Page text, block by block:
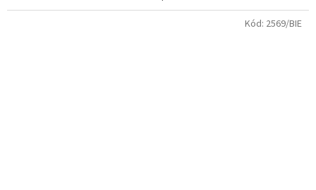
Kód: 2569/BIE